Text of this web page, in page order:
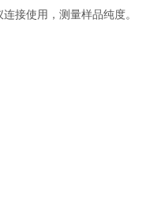
接使用，测量样品纯度。